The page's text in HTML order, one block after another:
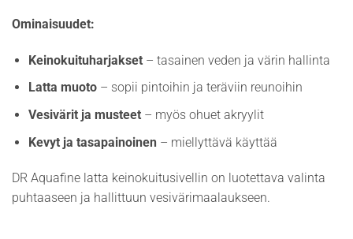
Ominaisuudet:
Keinokuituharjakset– tasainen veden ja värin hallinta
Latta muoto– sopii pintoihin ja teräviin reunoihin
Vesivärit ja musteet– myös ohuet akryylit
Kevyt ja tasapainoinen – miellyttävä käyttää
DR Aquafine latta keinokuitusivellin on luotettava valinta
puhtaaseen ja hallittuun vesivärimaalaukseen.